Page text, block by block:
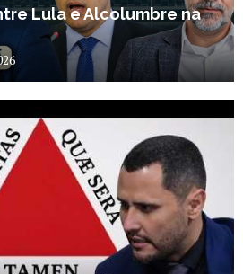
Lula e Alcolumbre na